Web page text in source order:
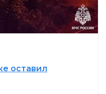
оставил